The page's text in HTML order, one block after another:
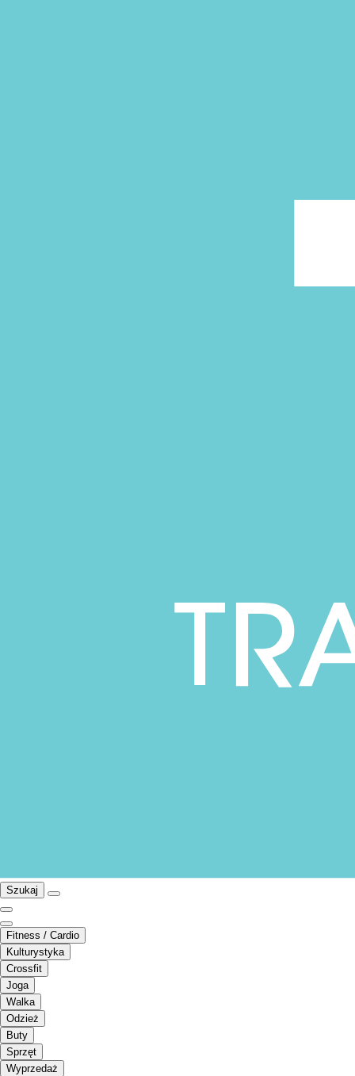
Szukaj
Fitness / Cardio
Kulturystyka
Crossfit
Joga
Walka
Odzież
Buty
Sprzęt
Wyprzedaż